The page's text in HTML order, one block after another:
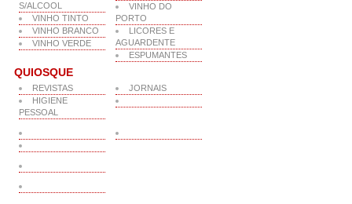
S/ALCOOL
VINHO TINTO
VINHO BRANCO
VINHO VERDE
VINHO DO
PORTO
LICORES E
AGUARDENTE
ESPUMANTES
QUIOSQUE
REVISTAS
HIGIENE
PESSOAL
JORNAIS